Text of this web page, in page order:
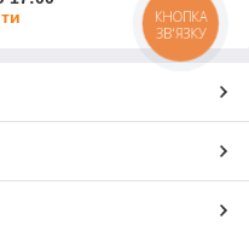
КНОПКА
ЗВ'ЯЗКУ